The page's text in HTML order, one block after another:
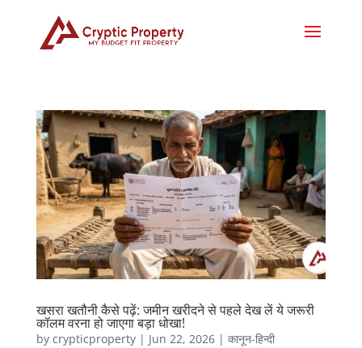
खसरा खतौनी कैसे पढ़ें: जमीन खरीदने से पहले देख लें ये जरूरी
कॉलम वरना हो जाएगा बड़ा धोखा!
by crypticproperty| Jun 22, 2026| कानून-हिन्दी